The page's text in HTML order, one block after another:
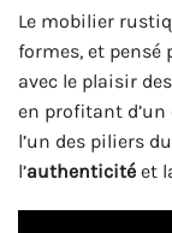
Le mobilier
formes, et
avec le plaisir
en profitant
l’un des piliers
l’authenticité et